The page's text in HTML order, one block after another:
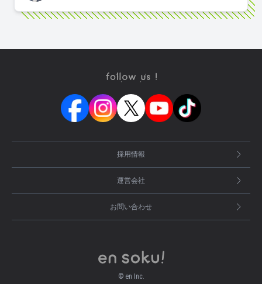
採用情報
運営会社
お問い合わせ
© en Inc.